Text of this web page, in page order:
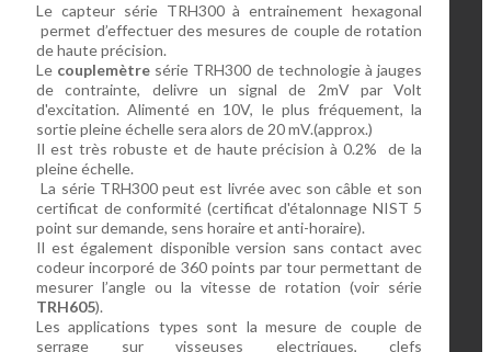
Le capteur série TRH300 à entrainement hexagonal
permet d’effectuer des mesures de couple de rotation
de haute précision.
Le couplemètre série TRH300 de technologie à jauges
de contrainte, delivre un signal de 2mV par Volt
d'excitation. Alimenté en 10V, le plus fréquement, la
sortie pleine échelle sera alors de 20 mV.(approx.)
Il est très robuste et de haute précision à 0.2% de la
pleine échelle.
La série TRH300 peut est livrée avec son câble et son
certificat de conformité (certificat d'étalonnage NIST 5
point sur demande, sens horaire et anti-horaire).
Il est également disponible version sans contact avec
codeur incorporé de 360 points par tour permettant de
mesurer l’angle ou la vitesse de rotation (voir série
TRH605).
Les applications types sont la mesure de couple de
serrage sur visseuses electriques, clefs